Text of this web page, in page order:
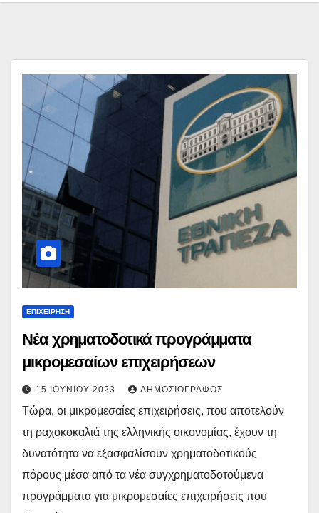
ΕΠΙΧΕΊΡΗΣΗ
Νέα χρηματοδοτικά προγράμματα
μικρομεσαίων επιχειρήσεων
15 ΙΟΥΝΊΟΥ 2023 ΔΗΜΟΣΙΟΓΡΆΦΟΣ
Τώρα, οι μικρομεσαίες επιχειρήσεις, που αποτελούν
τη ραχοκοκαλιά της ελληνικής οικονομίας, έχουν τη
δυνατότητα να εξασφαλίσουν χρηματοδοτικούς
πόρους μέσα από τα νέα συγχρηματοδοτούμενα
προγράμματα για μικρομεσαίες επιχειρήσεις που